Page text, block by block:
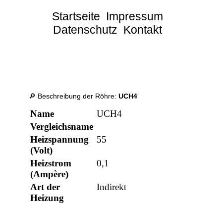
Startseite Impressum
Datenschutz Kontakt
🔎 Beschreibung der Röhre:UCH4
Name
UCH4
Vergleichsname
Heizspannung
(Volt)
55
Heizstrom
(Ampère)
0,1
Art der
Heizung
Indirekt